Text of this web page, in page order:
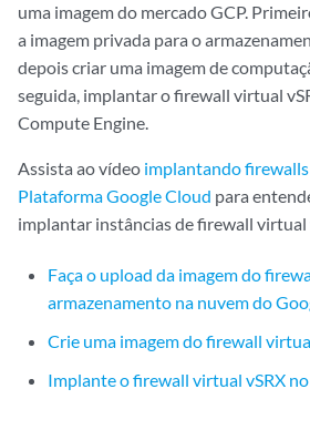
uma imagem do mercado GCP.
a imagem privada para o
depois criar uma imagem de
seguida, implantar o firewall virtual
Compute Engine.
Assista ao vídeo implantando
Plataforma Google Cloud para
implantar instâncias de firewall virtual
Faça o upload da imagem do
armazenamento na nuvem do
Crie uma imagem do firewall
Implante o firewall virtual vSRX